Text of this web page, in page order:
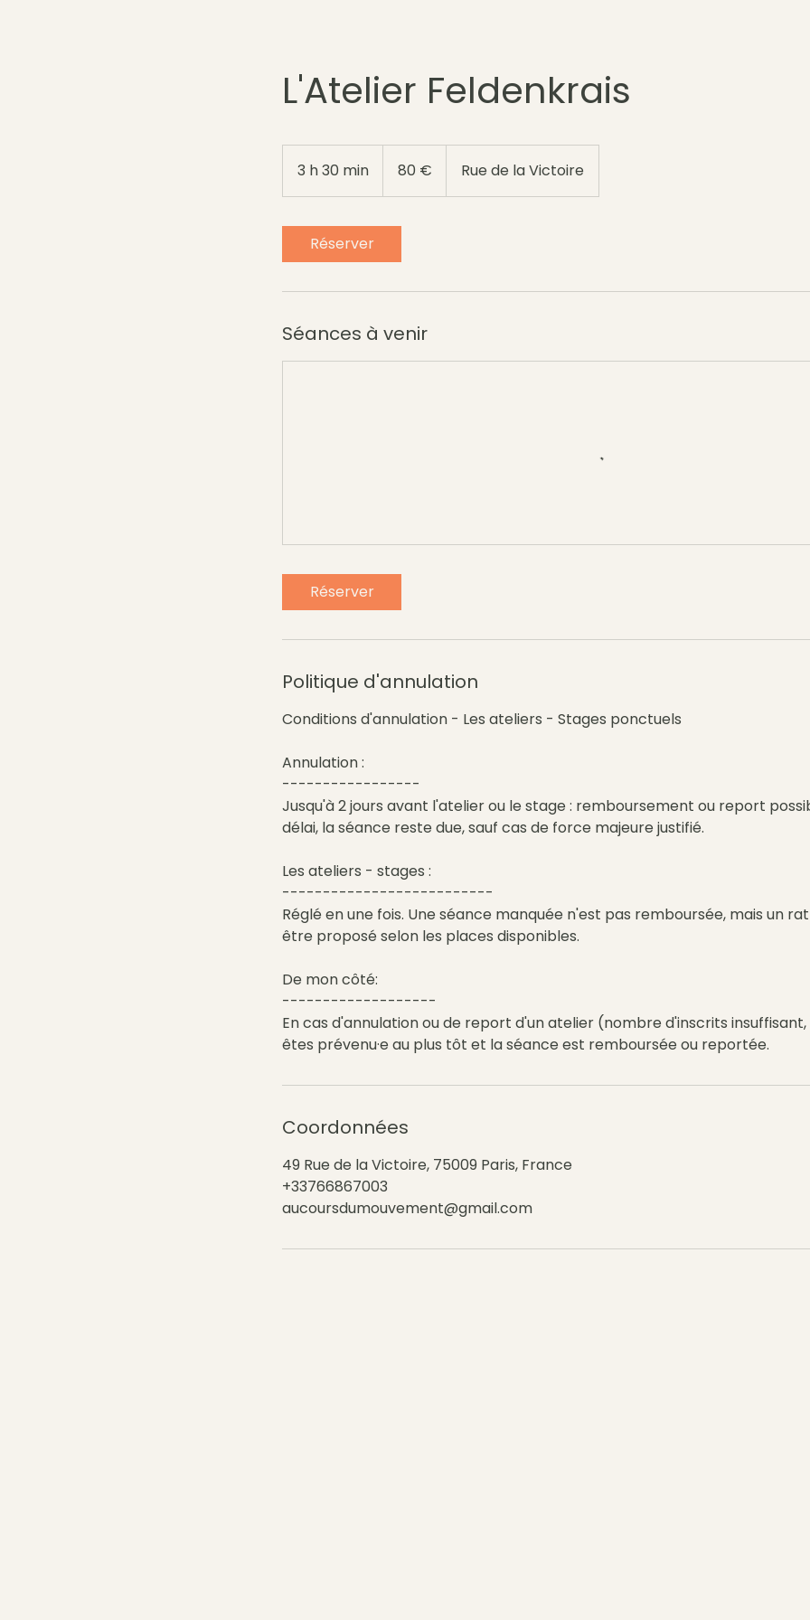
L'Atelier Feldenkrais
3 h 30 min
h
0
m
80 € Rue de la Victoire
Réserver
Séances à venir
Réserver
Politique d'annulation
Conditions d'annulation - Les ateliers - Stages ponctuels
Annulation :
-----------------
Jusqu'à 2 jours avant l'atelier ou le stage : remboursement ou report
délai, la séance reste due, sauf cas de force majeure justifié.
Les ateliers - stages :
--------------------------
Réglé en une fois. Une séance manquée n'est pas remboursée, mais un
être proposé selon les places disponibles.
De mon côté:
-------------------
En cas d'annulation ou de report d'un atelier (nombre d'inscrits
êtes prévenu·e au plus tôt et la séance est remboursée ou reportée.
Coordonnées
49 Rue de la Victoire, 75009 Paris, France
+33766867003
aucoursdumouvement@gmail.com